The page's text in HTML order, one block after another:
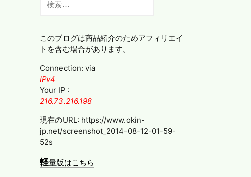
索:
このブログは商品紹介のためアフィリエイ
トを含む場合があります。
Connection: via
IPv4
Your IP :
216.73.216.198
現在のURL: https://www.okin-
jp.net/screenshot_2014-08-12-01-59-
52s
軽量版はこちら